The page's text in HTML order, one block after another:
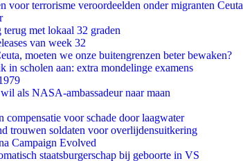
voor terrorisme veroordeelden onder migranten Ceuta
met lokaal 32 graden
van week 32
moeten we onze buitengrenzen beter bewaken?
in scholen aan: extra mondelinge examens
als NASA-ambassadeur naar maan
compensatie voor schade door laagwater
trouwen soldaten voor overlijdensuitkering
Campaign Evolved
staatsburgerschap bij geboorte in VS